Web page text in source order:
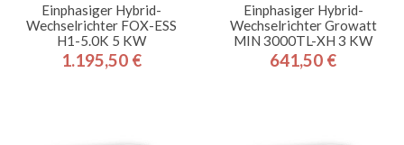
Einphasiger Hybrid-
Wechselrichter FOX-ESS
H1-5.0K 5 KW
Preis
1.195,50 €
Einphasiger Hybrid-
Wechselrichter Growatt
MIN 3000TL-XH 3 KW
Preis
641,50 €